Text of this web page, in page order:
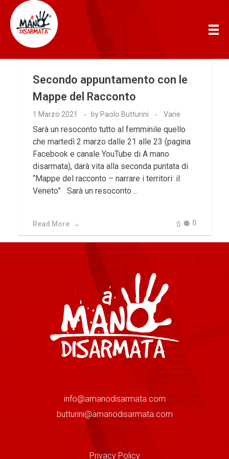
Secondo appuntamento con le
Mappe del Racconto
1 Marzo 2021 by Paolo Butturini Varie
Sarà un resoconto tutto al femminile quello
che martedì 2 marzo dalle 21 alle 23 (pagina
Facebook e canale YouTube di A mano
disarmata), darà vita alla seconda puntata di
“Mappe del racconto – narrare i territori: il
Veneto” Sarà un resoconto ...
Read More 0 0
info@amanodisarmata.com
butturini@amanodisarmata.com
Privacy Policy